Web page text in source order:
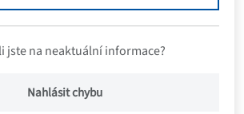
jste na neaktuální informace?
Nahlásit chybu